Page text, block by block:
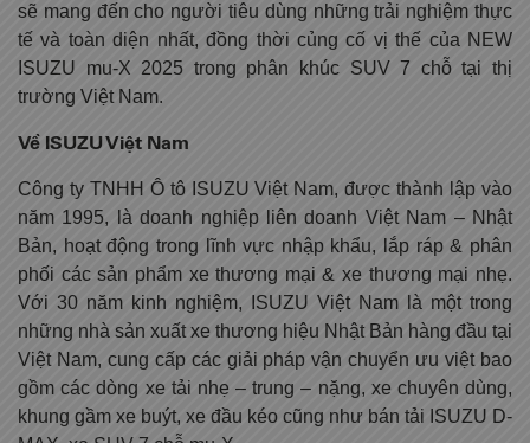
sẽ mang đến cho người tiêu dùng những trải nghiệm thực
tế và toàn diện nhất, đồng thời củng cố vị thế của NEW
ISUZU mu-X 2025 trong phân khúc SUV 7 chỗ tại thị
trường Việt Nam.
Về ISUZU Việt Nam
Công ty TNHH Ô tô ISUZU Việt Nam, được thành lập vào
năm 1995, là doanh nghiệp liên doanh Việt Nam – Nhật
Bản, hoạt động trong lĩnh vực nhập khẩu, lắp ráp & phân
phối các sản phẩm xe thương mại & xe thương mại nhẹ.
Với 30 năm kinh nghiệm, ISUZU Việt Nam là một trong
những nhà sản xuất xe thương hiệu Nhật Bản hàng đầu tại
Việt Nam, cung cấp các giải pháp vận chuyển ưu việt bao
gồm các dòng xe tải nhẹ – trung – nặng, xe chuyên dùng,
khung gầm xe buýt, xe đầu kéo cũng như bán tải ISUZU D-